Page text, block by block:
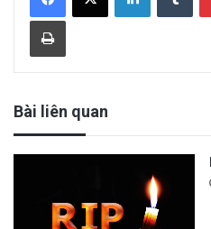
Bài liên quan